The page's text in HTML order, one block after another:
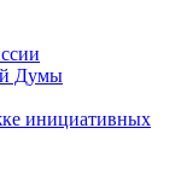
Думы
инициативных